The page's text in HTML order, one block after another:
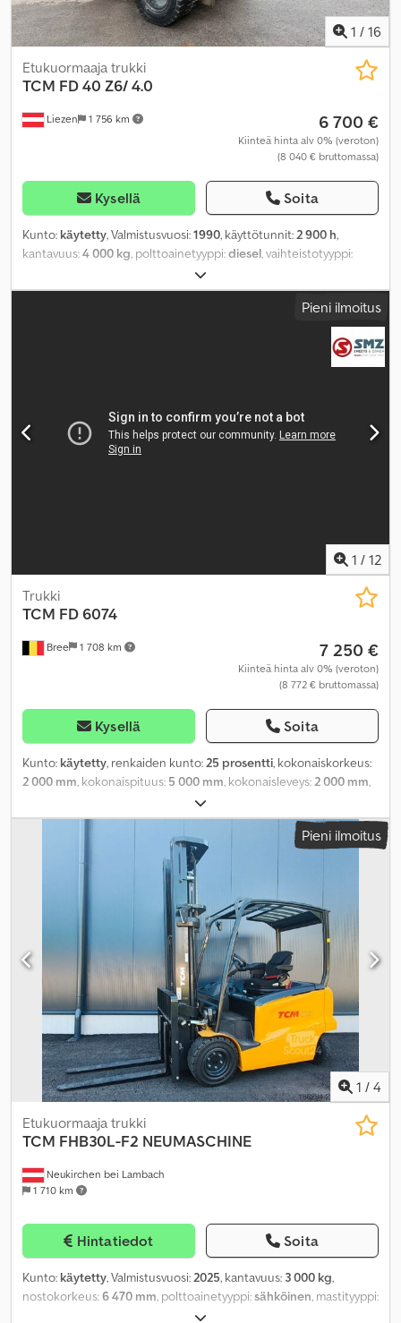
1 / 16
Liezen 1 756 km
Etukuormaaja trukki
TCM FD 40 Z6/ 4.0
6 700 €
Kiinteä hinta alv 0% (veroton)
(8 040 € bruttomassa)
Kysellä Soita
Kunto: käytetty, Valmistusvuosi:1990, käyttötunnit:2 900 h,
kantavuus:4 000 kg, polttoainetyyppi:diesel, vaihteistotyyppi:
Pieni ilmoitus
1 / 12
Bree 1 708 km
Trukki
TCM FD 6074
7 250 €
Kiinteä hinta alv 0% (veroton)
(8 772 € bruttomassa)
Kysellä Soita
Kunto: käytetty, renkaiden kunto:25 prosentti, kokonaiskorkeus:
2 000 mm, kokonaispituus: 5 000 mm, kokonaisleveys:2 000 mm,
Pieni ilmoitus
1 / 4
Neukirchen bei Lambach
1 710 km
Etukuormaaja trukki
TCM FHB30L-F2 NEUMASCHINE
Hintatiedot Soita
Kunto: käytetty, Valmistusvuosi:2025, kantavuus: 3 000 kg,
nostokorkeus:6 470 mm, polttoainetyyppi:sähköinen, mastityyppi:
2 870 mm